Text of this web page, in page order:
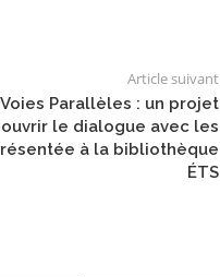
Article suivant
Voies Parallèles : un projet
le dialogue avec les
à la bibliothèque
ÉTS